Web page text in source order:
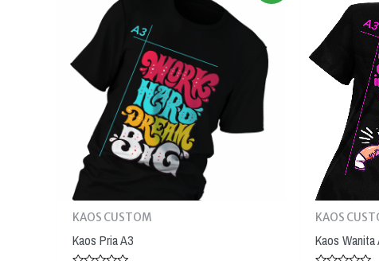
KAOS CUSTOM
Kaos Pria A3
KAOS
Kaos Wanita